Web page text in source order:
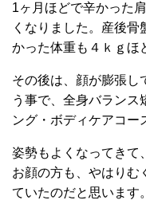
1ヶ月ほどで辛かった
くなりました。産後
かった体重も４ｋｇほ
その後は、顔が膨張し
う事で、全身バランス
ング・ボディケアコー
姿勢もよくなってきて
お顔の方も、やはりむ
ていたのだと思います